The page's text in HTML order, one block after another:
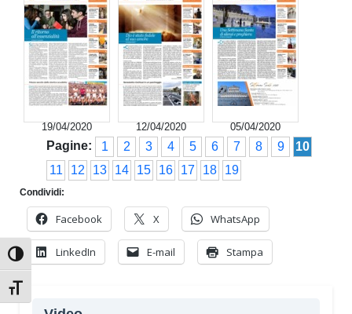
Attiva/disattiva alto contrasto
Attiva/disattiva dimensione testo
19/04/2020 12/04/2020 05/04/2020
Pagine: 1 2 3 4 5 6 7 8 9
10
11
12 13 14 15 16 17 18 19
Condividi:
Facebook X WhatsApp
LinkedIn E-mail Stampa